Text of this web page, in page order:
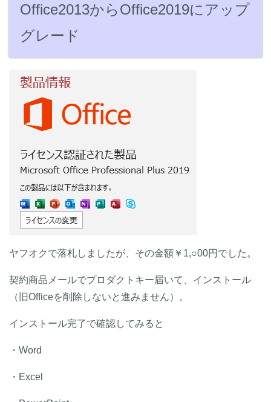
Office2013からOffice2019にアップ
グレード
ヤフオクで落札しましたが、その金額￥1,○00円でした。
契約商品メールでプロダクトキー届いて、インストール
（旧Officeを削除しないと進みません）。
インストール完了で確認してみると
・Word
・Excel